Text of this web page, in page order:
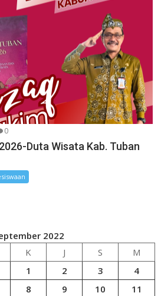
0
Duta Wisata Kab. Tuban
2022
K J S
M
1
2 3
4
8 9 10
11